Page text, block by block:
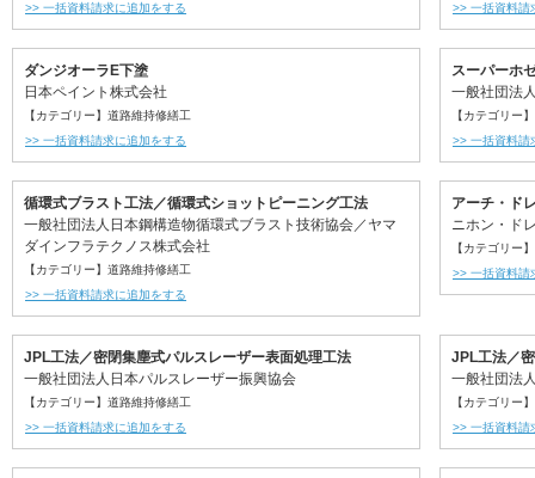
>> 一括資料請求に追加をする
>> 一括資料請
ダンジオーラE下塗
日本ペイント株式会社
【カテゴリー】道路維持修繕工
>> 一括資料請求に追加をする
スーパーホ
一般社団法
【カテゴリー
>> 一括資料請
循環式ブラスト工法／循環式ショットピーニング工法
一般社団法人日本鋼構造物循環式ブラスト技術協会／ヤマ
ダインフラテクノス株式会社
【カテゴリー】道路維持修繕工
>> 一括資料請求に追加をする
アーチ・ド
ニホン・ド
【カテゴリー
>> 一括資料請
JPL工法／密閉集塵式パルスレーザー表面処理工法
一般社団法人日本パルスレーザー振興協会
【カテゴリー】道路維持修繕工
>> 一括資料請求に追加をする
JPL工法／
一般社団法
【カテゴリー
>> 一括資料請